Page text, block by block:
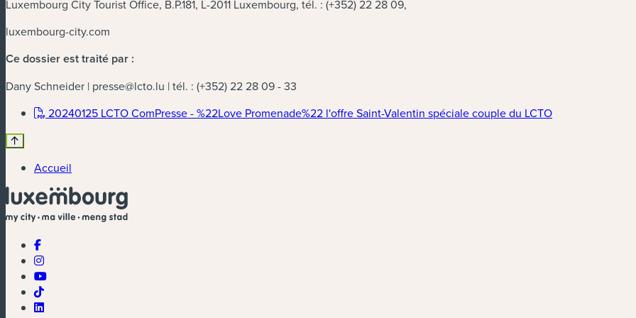
Luxembourg City Tourist Office, B.P.181, L-2011 Luxembourg, tél. : (+352) 22 28 09,
luxembourg-city.com
Ce dossier est traité par :
Dany Schneider | presse@lcto.lu | tél. : (+352) 22 28 09 - 33
20240125 LCTO ComPresse - %22Love Promenade%22 l'offre Saint-Valentin spéciale couple du LCTO(nouvelle
Accueil